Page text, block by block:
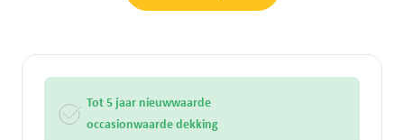
Tot 5 jaar nieuwwaarde
occasionwaarde dekking